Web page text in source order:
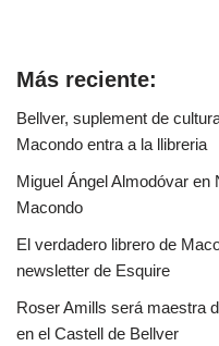
Más reciente:
Bellver, suplement de
Macondo entra a la llibreria
Miguel Ángel Almodóvar en
Macondo
El verdadero librero de
newsletter de Esquire
Roser Amills será maestra
en el Castell de Bellver